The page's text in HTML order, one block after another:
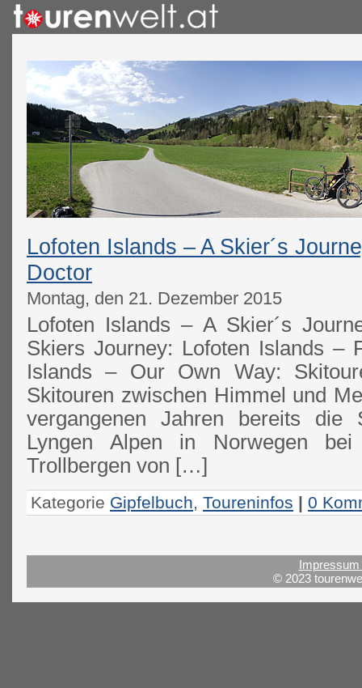
Lofoten Islands – A Skier´s
Doctor
Montag, den 21. Dezember 2015
Lofoten Islands – A Skier´s
Skiers Journey: Lofoten Islands –
Islands – Our Own Way:
Skitouren zwischen Himmel und
vergangenen Jahren bereits die
Lyngen Alpen in Norwegen
Trollbergen von […]
Kategorie Gipfelbuch, Toureninfos | 0
© 2023